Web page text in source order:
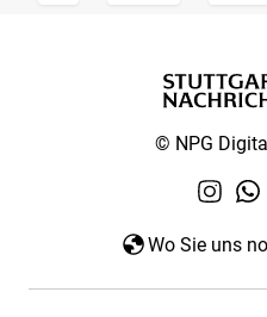
© NPG
Wo Sie uns